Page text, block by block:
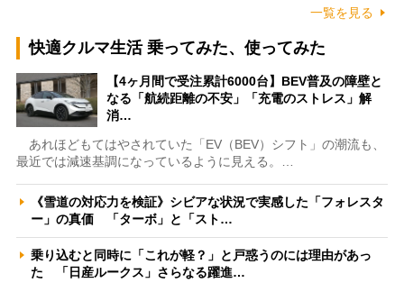
一覧を見る
快適クルマ生活 乗ってみた、使ってみた
【4ヶ月間で受注累計6000台】BEV普及の障壁と
なる「航続距離の不安」「充電のストレス」解
消…
あれほどもてはやされていた「EV（BEV）シフト」の潮流も、
最近では減速基調になっているように見える。…
《雪道の対応力を検証》シビアな状況で実感した「フォレスタ
ー」の真価 「ターボ」と「スト…
乗り込むと同時に「これが軽？」と戸惑うのには理由があっ
た 「日産ルークス」さらなる躍進…